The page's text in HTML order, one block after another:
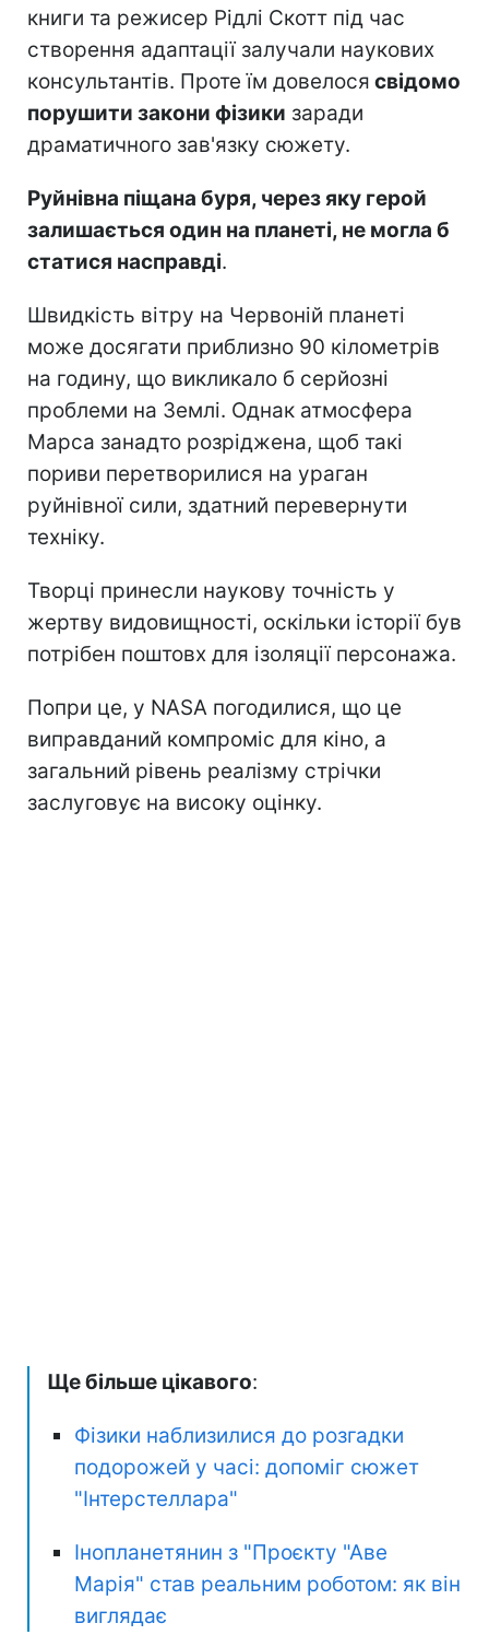
книги та режисер Рідлі Скотт під час
створення адаптації залучали наукових
консультантів. Проте їм довелося свідомо
порушити закони фізики заради
драматичного зав'язку сюжету.
Руйнівна піщана буря, через яку герой
залишається один на планеті, не могла б
статися насправді.
Швидкість вітру на Червоній планеті
може досягати приблизно 90 кілометрів
на годину, що викликало б серйозні
проблеми на Землі. Однак атмосфера
Марса занадто розріджена, щоб такі
пориви перетворилися на ураган
руйнівної сили, здатний перевернути
техніку.
Творці принесли наукову точність у
жертву видовищності, оскільки історії був
потрібен поштовх для ізоляції персонажа.
Попри це, у NASA погодилися, що це
виправданий компроміс для кіно, а
загальний рівень реалізму стрічки
заслуговує на високу оцінку.
Ще більше цікавого:
Фізики наблизилися до розгадки
подорожей у часі: допоміг сюжет
"Інтерстеллара"
Інопланетянин з "Проєкту "Аве
Марія" став реальним роботом: як він
виглядає